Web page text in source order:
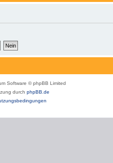
Software © phpBB Limited
durch phpBB.de